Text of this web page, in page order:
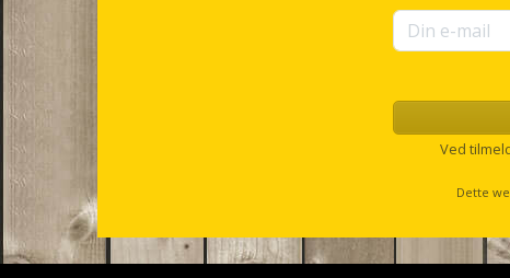
Ved
Dette